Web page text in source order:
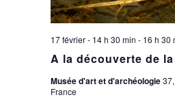
A la découverte de
17 février - 14 h 30 min - 16 h 30
Musée d'art et d'archéologie
France